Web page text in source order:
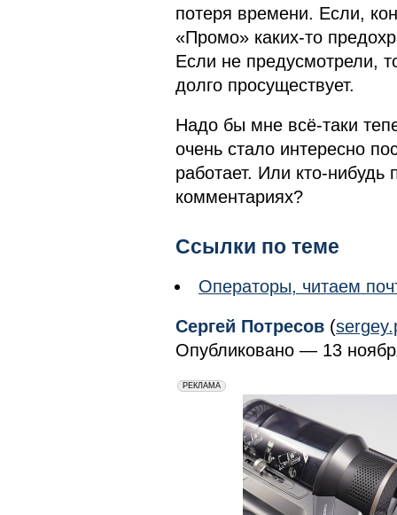
потеря времени. Если,
«Промо» каких-то
Если не предусмотрели,
долго просуществует.
Надо бы мне всё-таки
очень стало интересно
работает. Или кто-нибудь
комментариях?
Ссылки по теме
Операторы, читаем
Сергей Потресов (
Опубликовано — 13
erid: 2VfnxxmNzs5
РЕКЛАМА